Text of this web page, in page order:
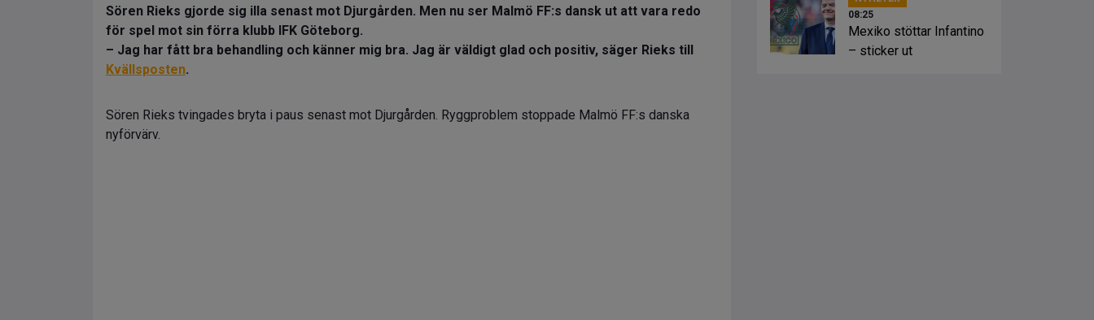
Sören Rieks gjorde sig illa senast mot Djurgården. Men nu ser Malmö FF:s dansk ut att vara redo
för spel mot sin förra klubb IFK Göteborg.
– Jag har fått bra behandling och känner mig bra. Jag är väldigt glad och positiv, säger Rieks till
Kvällsposten.
Sören Rieks tvingades bryta i paus senast mot Djurgården. Ryggproblem stoppade Malmö FF:s danska
nyförvärv.
08:25
Mexiko stöttar Infantino
– sticker ut